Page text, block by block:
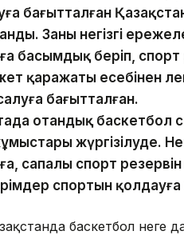
бағытталған
Заңның негізгі
басымдық беріп,
қаражаты есебінен
бағытталған.
таңда отандық
жүргізілуде.
сапалы спорт
спортын
баскетбол неге